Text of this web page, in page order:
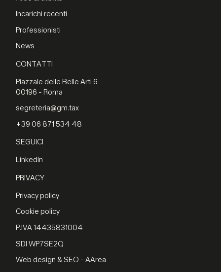
Incarichi recenti
Professionisti
News
CONTATTI
Piazzale delle Belle Arti 6
00196 - Roma
segreteria@gm.tax
+39 06 871 534 48
SEGUICI
LinkedIn
PRIVACY
Privacy policy
Cookie policy
P.IVA 14435831004
SDI WP7SE2Q
Web design & SEO - AArea